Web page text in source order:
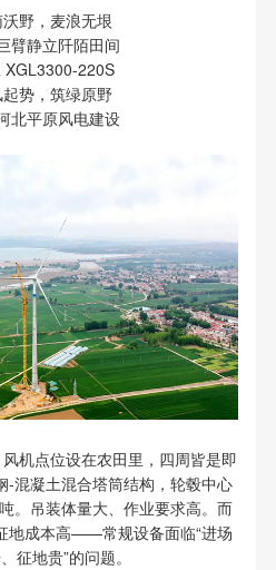
野，麦浪无垠
臂静立阡陌田间
XGL3300-220S
势，筑绿原野
北平原风电建设
机点位设在农田里，四周皆是即
-混凝土混合塔筒结构，轮毂中心
。吊装体量大、作业要求高。而
地成本高——常规设备面临“进场
征地贵”的问题。